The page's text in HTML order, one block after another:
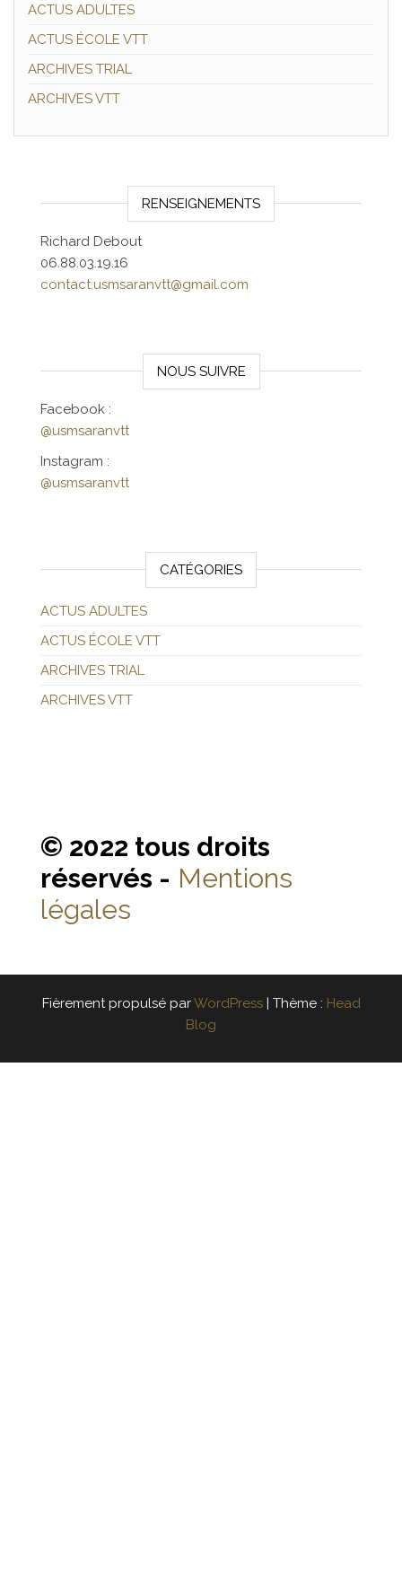
ACTUS ADULTES
ACTUS ÉCOLE VTT
ARCHIVES TRIAL
ARCHIVES VTT
RENSEIGNEMENTS
Richard Debout
06.88.03.19.16
contact.usmsaranvtt@gmail.com
NOUS SUIVRE
Facebook :
@usmsaranvtt
Instagram :
@usmsaranvtt
CATÉGORIES
ACTUS ADULTES
ACTUS ÉCOLE VTT
ARCHIVES TRIAL
ARCHIVES VTT
© 2022 tous droits
réservés - Mentions
légales
Fièrement propulsé parWordPress | Thème : Head
Blog